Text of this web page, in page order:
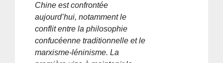
Chine est confrontée
aujourd’hui, notamment le
conflit entre la philosophie
confucéenne traditionnelle et le
marxisme-léninisme. La